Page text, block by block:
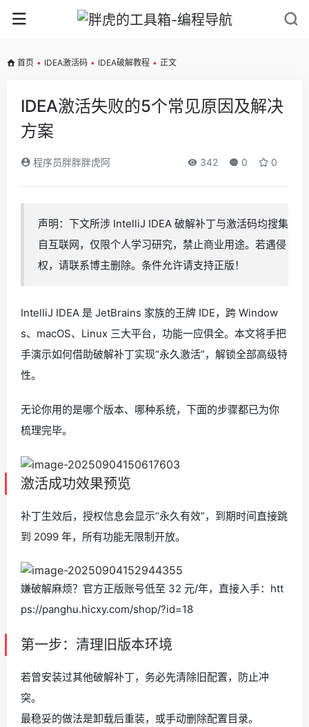
首页 • IDEA激活码 • IDEA破解教程 • 正文
IDEA激活失败的5个常见原因及解决
方案
程序员胖胖胖虎阿 342 0 0
声明：下文所涉 IntelliJ IDEA 破解补丁与激活码均搜集
自互联网，仅限个人学习研究，禁止商业用途。若遇侵
权，请联系博主删除。条件允许请支持正版！
IntelliJ IDEA 是 JetBrains 家族的王牌 IDE，跨 Window
s、macOS、Linux 三大平台，功能一应俱全。本文将手把
手演示如何借助破解补丁实现“永久激活”，解锁全部高级特
性。
无论你用的是哪个版本、哪种系统，下面的步骤都已为你
梳理完毕。
激活成功效果预览
补丁生效后，授权信息会显示“永久有效”，到期时间直接跳
到 2099 年，所有功能无限制开放。
嫌破解麻烦？官方正版账号低至 32 元/年，直接入手：htt
ps://panghu.hicxy.com/shop/?id=18
第一步：清理旧版本环境
若曾安装过其他破解补丁，务必先清除旧配置，防止冲
突。
最稳妥的做法是卸载后重装，或手动删除配置目录。